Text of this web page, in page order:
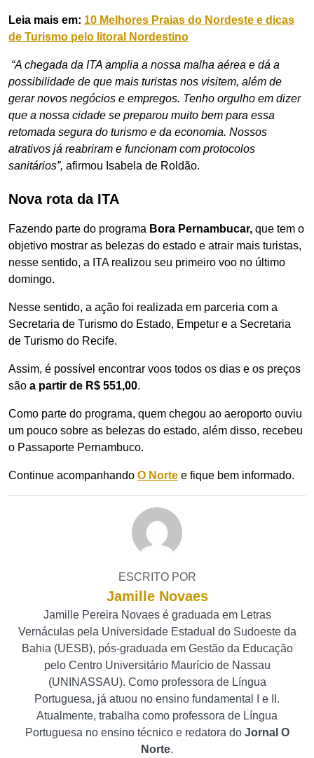
Leia mais em: 10 Melhores Praias do Nordeste e dicas
de Turismo pelo litoral Nordestino
“A chegada da ITA amplia a nossa malha aérea e dá a
possibilidade de que mais turistas nos visitem, além de
gerar novos negócios e empregos. Tenho orgulho em dizer
que a nossa cidade se preparou muito bem para essa
retomada segura do turismo e da economia. Nossos
atrativos já reabriram e funcionam com protocolos
sanitários”, afirmou Isabela de Roldão.
Nova rota da ITA
Fazendo parte do programa Bora Pernambucar, que tem o
objetivo mostrar as belezas do estado e atrair mais turistas,
nesse sentido, a ITA realizou seu primeiro voo no último
domingo.
Nesse sentido, a ação foi realizada em parceria com a
Secretaria de Turismo do Estado, Empetur e a Secretaria
de Turismo do Recife.
Assim, é possível encontrar voos todos os dias e os preços
são a partir de R$ 551,00.
Como parte do programa, quem chegou ao aeroporto ouviu
um pouco sobre as belezas do estado, além disso, recebeu
o Passaporte Pernambuco.
Continue acompanhando O Norte e fique bem informado.
ESCRITO POR
Jamille Novaes
Jamille Pereira Novaes é graduada em Letras
Vernáculas pela Universidade Estadual do Sudoeste da
Bahia (UESB), pós-graduada em Gestão da Educação
pelo Centro Universitário Maurício de Nassau
(UNINASSAU). Como professora de Língua
Portuguesa, já atuou no ensino fundamental I e II.
Atualmente, trabalha como professora de Língua
Portuguesa no ensino técnico e redatora do Jornal O
Norte.